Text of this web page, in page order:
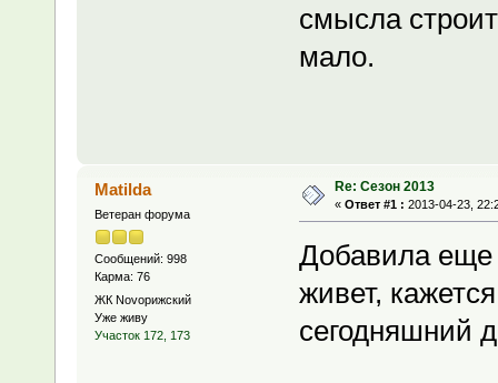
смысла
мало.
Matilda
Ветеран форума
Сообщений: 998
Карма: 76
ЖК Novoрижский
Уже живу
Участок 172, 173
Re: Сезон 2013
« Ответ #1 : 2013-04-23,
Добавила еще
живет,
сегодняшний